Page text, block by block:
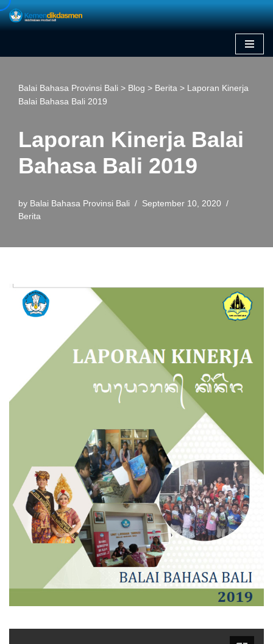
Balai Bahasa Provinsi Bali > Blog > Berita > Laporan Kinerja
Balai Bahasa Bali 2019
Laporan Kinerja Balai
Bahasa Bali 2019
by Balai Bahasa Provinsi Bali
September 10, 2020
Berita